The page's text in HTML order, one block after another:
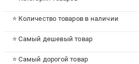
⭐ Количество товаров в наличии
⭐ Самый дешевый товар
⭐ Самый дорогой товар